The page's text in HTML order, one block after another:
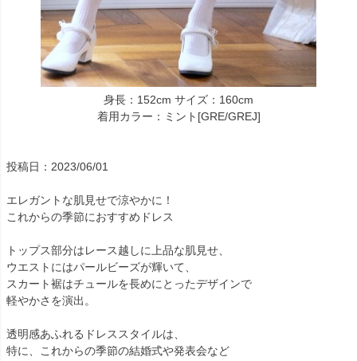
身長：152cm サイズ：160cm
着用カラー：ミント[GRE/GREJ]
投稿日：2023/06/01
エレガントな肌見せで涼やかに！
これからの季節におすすめドレス
トップス部分はレース越しに上品な肌見せ、
ウエストにはパールビーズが輝いて、
スカート裾はチュールを長めにとったデザインで
軽やかさを演出。
透明感あふれるドレススタイルは、
特に、これからの季節の結婚式や発表会など